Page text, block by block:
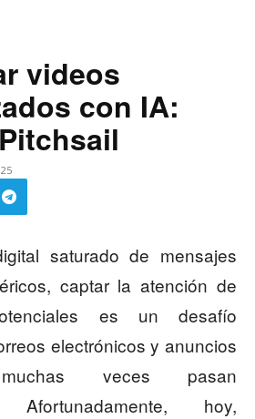
videos
con IA:
saturado de mensajes
captar la atención de
es un desafío
electrónicos y anuncios
muchas veces pasan
Afortunadamente, hoy,